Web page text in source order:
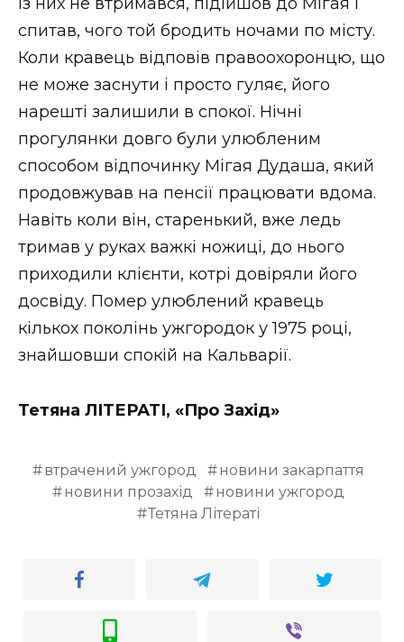
спитав, чого той бродить ночами по місту.
Коли кравець відповів правоохоронцю, що
не може заснути і просто гуляє, його
нарешті залишили в спокої. Нічні
прогулянки довго були улюбленим
способом відпочинку Мігая Дудаша, який
продовжував на пенсії працювати вдома.
Навіть коли він, старенький, вже ледь
тримав у руках важкі ножиці, до нього
приходили клієнти, котрі довіряли його
досвіду. Помер улюблений кравець
кількох поколінь ужгородок у 1975 році,
знайшовши спокій на Кальварії.
Тетяна ЛІТЕРАТІ, «Про Захід»
втрачений ужгород
новини закарпаття
новини прозахід
новини ужгород
Тетяна Літераті